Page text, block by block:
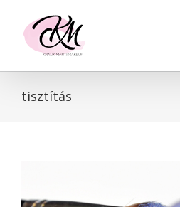
tisztítás